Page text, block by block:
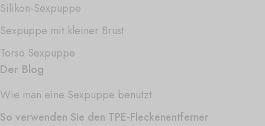
Silikon-Sexpuppe
Sexpuppe mit kleiner Brust
Torso Sexpuppe
Der Blog
Wie man eine Sexpuppe benutzt
So verwenden Sie den TPE-Fleckenentferner